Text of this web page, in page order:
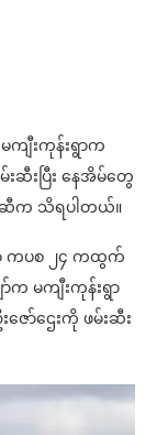
ကျီးကုန်းရွာက
ဆီးပြီး နေအိမ်တွေ
က သိရပါတယ်။
ာ ကပစ ၂၄ ကထွက်
က မကျီးကုန်းရွာ
ာ်ဌေးကို ဖမ်းဆီး